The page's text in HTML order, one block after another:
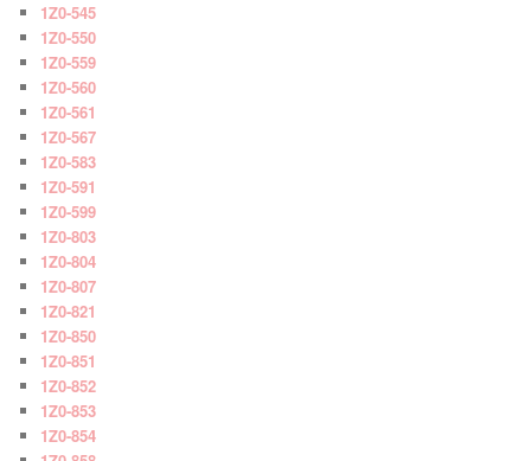
1Z0-545
1Z0-550
1Z0-559
1Z0-560
1Z0-561
1Z0-567
1Z0-583
1Z0-591
1Z0-599
1Z0-803
1Z0-804
1Z0-807
1Z0-821
1Z0-850
1Z0-851
1Z0-852
1Z0-853
1Z0-854